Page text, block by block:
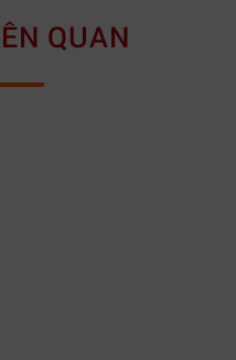
QUAN